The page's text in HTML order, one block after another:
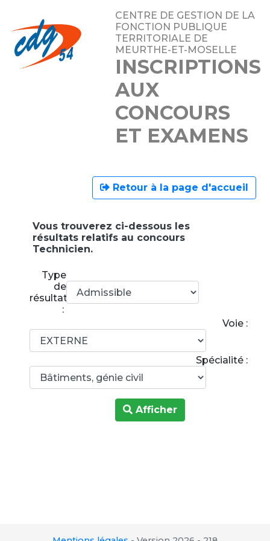
CENTRE DE GESTION DE LA
FONCTION PUBLIQUE
TERRITORIALE DE
MEURTHE-ET-MOSELLE
INSCRIPTIONS
AUX
CONCOURS
ET EXAMENS
Retour à la page d'accueil
Vous trouverez ci-dessous les
résultats relatifs au concours
Technicien.
Type
de
résultats
:
Voie :
Spécialité :
Afficher